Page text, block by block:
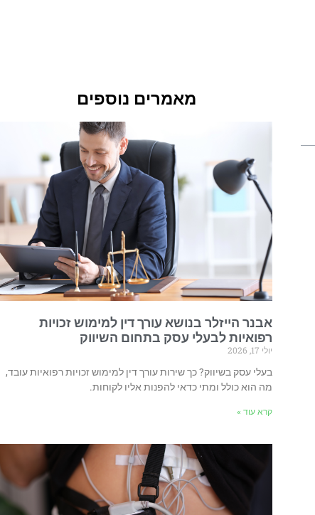
מאמרים נוספים
אבנר הייזלר בנושא עורך דין למימוש זכויות
רפואיות לבעלי עסק בתחום השיווק
יולי 17, 2026
בעלי עסק בשיווק? כך שירות עורך דין למימוש זכויות רפואיות עובד,
מה הוא כולל ומתי כדאי להפנות אליו לקוחות.
קרא עוד »